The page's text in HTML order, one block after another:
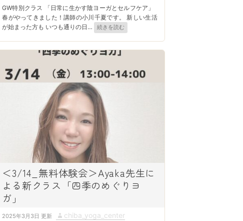
o
s
t
e
n
u
t
h
o
r
GW特別クラス 「日常に生かす陰ヨーガとセルフケア」
春がやってきました！講師の小川千夏です。 新しい生活
が始まった方も いつも通りの日 … 続きを読む
＜3/14_無料体験会＞Ayaka先生に
よる新クラス「四季のめぐりヨ
ガ」
P
2025年3月3日
A chiba_yoga_center